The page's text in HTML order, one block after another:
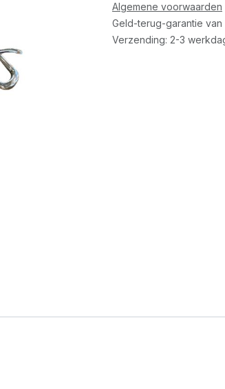
Algemene voorwaarden
Geld-terug-garantie van
Verzending: 2-3